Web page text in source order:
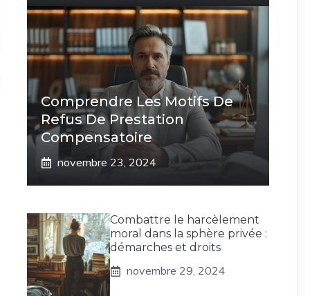
Comprendre Les Motifs De
Refus De Prestation
Compensatoire
novembre 23, 2024
Combattre le harcèlement
moral dans la sphère privée :
démarches et droits
novembre 29, 2024